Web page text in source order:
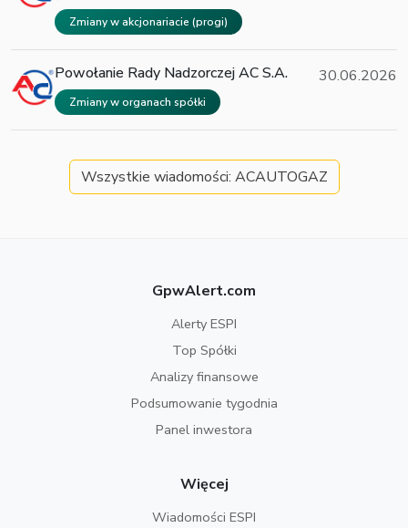
Zmiany w akcjonariacie (progi)
Powołanie Rady Nadzorczej AC S.A.
Zmiany w organach spółki
30.06.2026
Wszystkie wiadomości: ACAUTOGAZ
GpwAlert.com
Alerty ESPI
Top Spółki
Analizy finansowe
Podsumowanie tygodnia
Panel inwestora
Więcej
Wiadomości ESPI